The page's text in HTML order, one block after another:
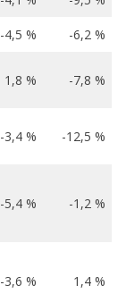
-4,5 % -6,2 %
1,8 % -7,8 %
-3,4 % -12,5 %
-5,4 % -1,2 %
-3,6 % 1,4 %